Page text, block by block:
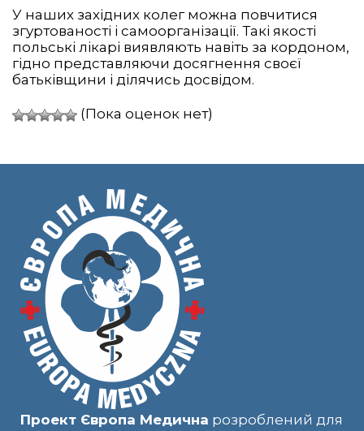
У наших західних колег можна повчитися
згуртованості і самоорганізації. Такі якості
польські лікарі виявляють навіть за кордоном,
гідно представляючи досягнення своєї
батьківщини і ділячись досвідом.
(Пока оценок нет)
Проект Європа Медична розроблений для